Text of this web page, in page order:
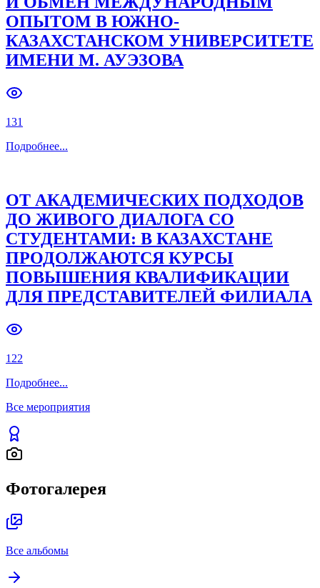
Previous slide Next slide
ОПЫТОМ В ЮЖНО-
КАЗАХСТАНСКОМ УНИВЕРСИТЕТЕ
ИМЕНИ М. АУЭЗОВА
131
Подробнее...
ОТ АКАДЕМИЧЕСКИХ ПОДХОДОВ
ДО ЖИВОГО ДИАЛОГА СО
СТУДЕНТАМИ: В КАЗАХСТАНЕ
ПРОДОЛЖАЮТСЯ КУРСЫ
ПОВЫШЕНИЯ КВАЛИФИКАЦИИ
ДЛЯ ПРЕДСТАВИТЕЛЕЙ ФИЛИАЛА
122
Подробнее...
Все мероприятия
Фотогалерея
Все альбомы